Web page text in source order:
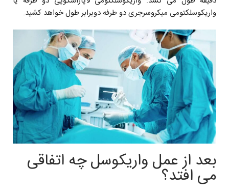
واریکوسلکتومی میکروسرجری دو طرفه دوبرابر طول خواهد کشید.
بعد از عمل واریکوسل چه اتفاقی
می افتد؟